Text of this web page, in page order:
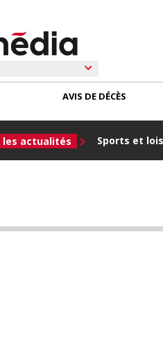
actualités Sports et
AVIS DE DÉCÈS